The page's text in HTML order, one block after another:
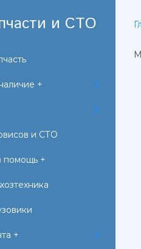
и СТО
+
и СТО
помощь +
+